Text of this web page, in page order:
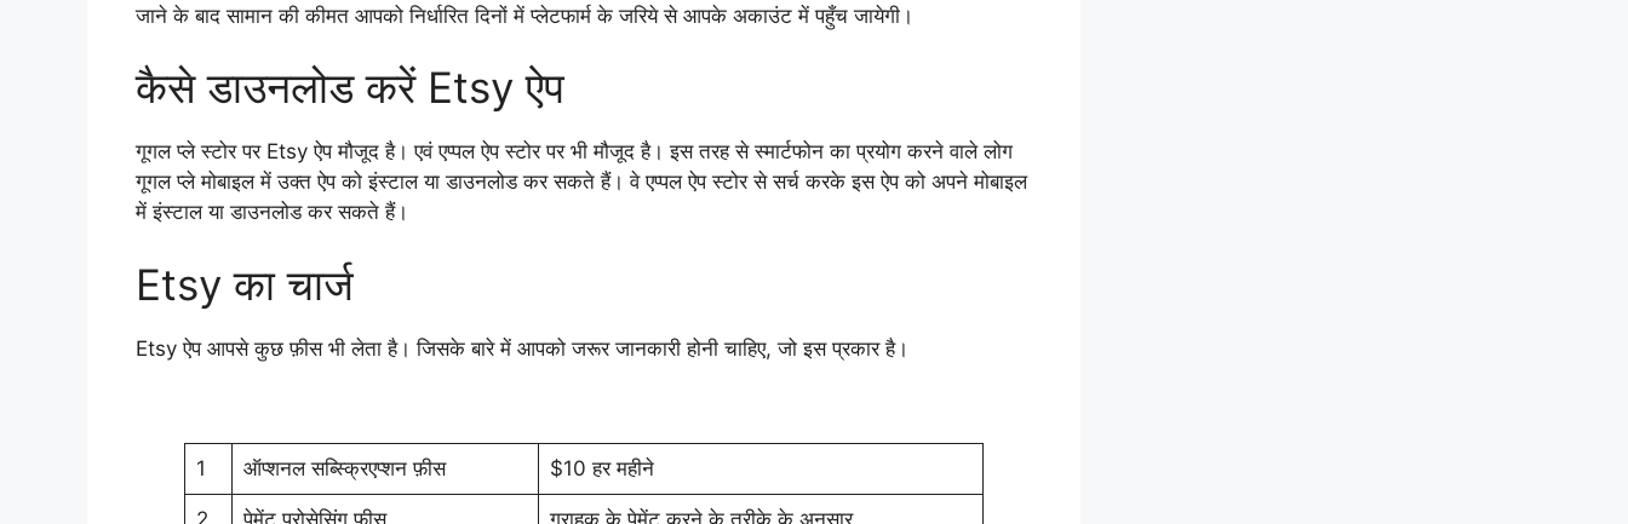
जाने के बाद सामान की कीमत आपको निर्धारित दिनों में प्लेटफार्म के जरिये से आपके अकाउंट में पहुँच जायेगी।
कैसे डाउनलोड करें Etsy ऐप
गूगल प्ले स्टोर पर Etsy ऐप मौजूद है। एवं एप्पल ऐप स्टोर पर भी मौजूद है। इस तरह से स्मार्टफोन का प्रयोग करने वाले लोग
गूगल प्ले मोबाइल में उक्त ऐप को इंस्टाल या डाउनलोड कर सकते हैं। वे एप्पल ऐप स्टोर से सर्च करके इस ऐप को अपने मोबाइल
में इंस्टाल या डाउनलोड कर सकते हैं।
Etsy का चार्ज
Etsy ऐप आपसे कुछ फ़ीस भी लेता है। जिसके बारे में आपको जरूर जानकारी होनी चाहिए, जो इस प्रकार है।
1 ऑप्शनल सब्स्क्रिएप्शन फ़ीस $10 हर महीने
2 पेमेंट प्रोसेसिंग फ़ीस ग्राहक के पेमेंट करने के तरीके के अनुसार